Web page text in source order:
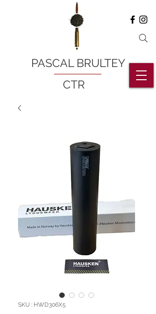
PASCAL BRULTEY
CTR
SKU : HWD306X5